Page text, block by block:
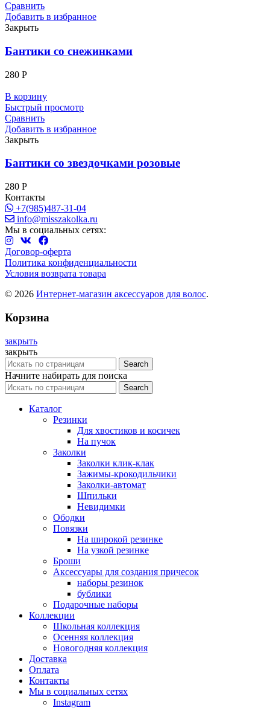
Сравнить
Добавить в избранное
Закрыть
Бантики со снежинками
280 Р
В корзину
Быстрый просмотр
Сравнить
Добавить в избранное
Закрыть
Бантики со звездочками розовые
280 Р
Контакты
+7(985)487-31-04
info@misszakolka.ru
Мы в социальных сетях:
Договор-оферта
Политика конфиденциальности
Условия возврата товара
© 2026 Интернет-магазин аксессуаров для волос.
Корзина
закрыть
закрыть
Search
Начните набирать для поиска
Search
Каталог
Резинки
Для хвостиков и косичек
На пучок
Заколки
Заколки клик-клак
Зажимы-крокодильчики
Заколки-автомат
Шпильки
Невидимки
Ободки
Повязки
На широкой резинке
На узкой резинке
Броши
Аксессуары для создания причесок
наборы резинок
бублики
Подарочные наборы
Коллекции
Школьная коллекция
Осенняя коллекция
Новогодняя коллекция
Доставка
Оплата
Контакты
Мы в социальных сетях
Instagram